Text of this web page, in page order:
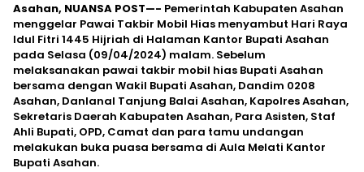
Asahan, NUANSA POST—- Pemerintah Kabupaten Asahan
menggelar Pawai Takbir Mobil Hias menyambut Hari Raya
Idul Fitri 1445 Hijriah di Halaman Kantor Bupati Asahan
pada Selasa (09/04/2024) malam. Sebelum
melaksanakan pawai takbir mobil hias Bupati Asahan
bersama dengan Wakil Bupati Asahan, Dandim 0208
Asahan, Danlanal Tanjung Balai Asahan, Kapolres Asahan,
Sekretaris Daerah Kabupaten Asahan, Para Asisten, Staf
Ahli Bupati, OPD, Camat dan para tamu undangan
melakukan buka puasa bersama di Aula Melati Kantor
Bupati Asahan.